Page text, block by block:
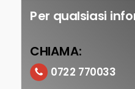
Per qualsiasi
CHIAMA:
0722 770033